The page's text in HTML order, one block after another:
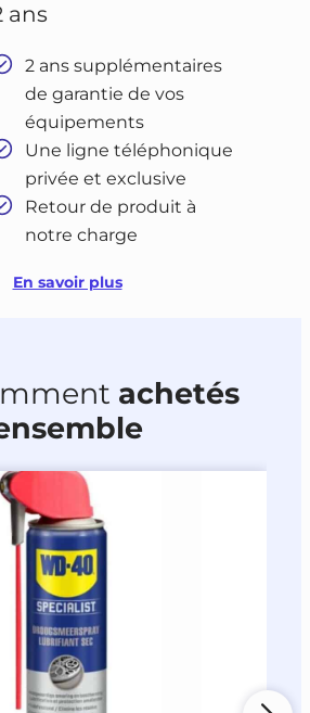
ans
2 ans supplémentaires
de garantie de vos
équipements
Une ligne téléphonique
privée et exclusive
Retour de produit à
notre charge
En savoir plus
achetés